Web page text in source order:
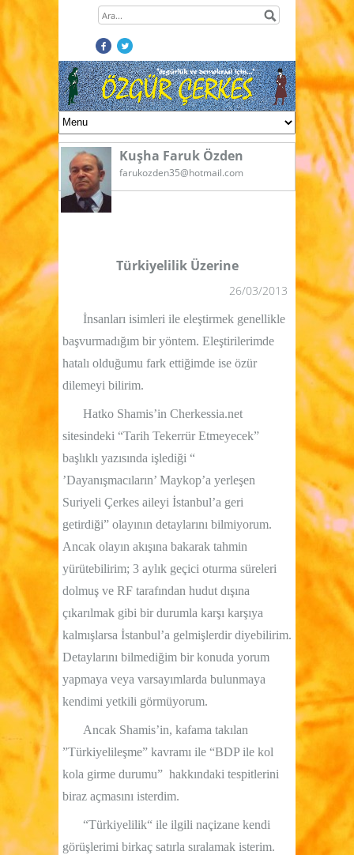
Kuşha Faruk Özden
farukozden35@hotmail.com
Türkiyelilik Üzerine
26/03/2013
İnsanları isimleri ile eleştirmek genellikle
başvurmadığım bir yöntem. Eleştirilerimde
hatalı olduğumu fark ettiğimde ise özür
dilemeyi bilirim.
Hatko Shamis’in Cherkessia.net
sitesindeki “Tarih Tekerrür Etmeyecek”
başlıklı yazısında işlediği “
’Dayanışmacıların’ Maykop’a yerleşen
Suriyeli Çerkes aileyi İstanbul’a geri
getirdiği” olayının detaylarını bilmiyorum.
Ancak olayın akışına bakarak tahmin
yürütebilirim; 3 aylık geçici oturma süreleri
dolmuş ve RF tarafından hudut dışına
çıkarılmak gibi bir durumla karşı karşıya
kalmışlarsa İstanbul’a gelmişlerdir diyebilirim.
Detaylarını bilmediğim bir konuda yorum
yapmaya veya varsayımlarda bulunmaya
kendimi yetkili görmüyorum.
Ancak Shamis’in, kafama takılan
”Türkiyelileşme” kavramı ile “BDP ile kol
kola girme durumu” hakkındaki tespitlerini
biraz açmasını isterdim.
“Türkiyelilik“ ile ilgili naçizane kendi
görüşlerimi birkaç satırla sıralamak isterim.